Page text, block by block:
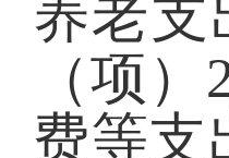
养老支
（项
费等支